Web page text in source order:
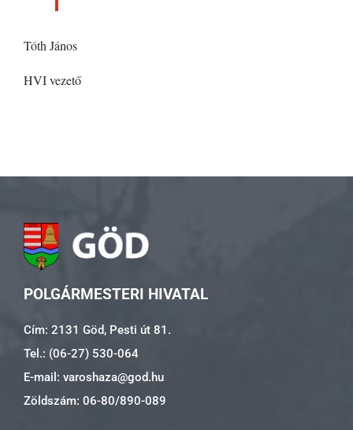
Tóth János
HVI vezető
POLGÁRMESTERI HIVATAL
Cím: 2131 Göd, Pesti út 81.
Tel.: (06-27) 530-064
E-mail: varoshaza@god.hu
Zöldszám: 06-80/890-089